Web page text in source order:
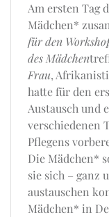
Am ersten Tag
Mädchen*
für den
des Mädchen
Frau,
hatte für den
Austausch und
verschiedenen
Pflegens
Die Mädchen*
sie sich – ganz
austauschen
Mädchen* in